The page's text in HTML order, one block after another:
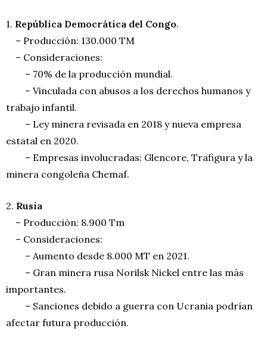
1. República Democrática del Congo.
– Producción: 130.000 TM
– Consideraciones:
– 70% de la producción mundial.
– Vinculada con abusos a los derechos humanos y
trabajo infantil.
– Ley minera revisada en 2018 y nueva empresa
estatal en 2020.
– Empresas involucradas: Glencore, Trafigura y la
minera congoleña Chemaf.
2. Rusia
– Producción: 8.900 Tm
– Consideraciones:
– Aumento desde 8.000 MT en 2021.
– Gran minera rusa Norilsk Nickel entre las más
importantes.
– Sanciones debido a guerra con Ucrania podrían
afectar futura producción.